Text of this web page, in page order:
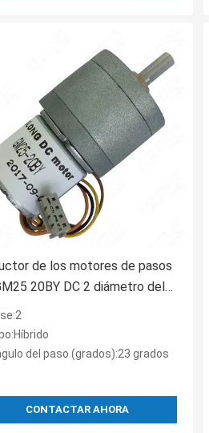
de los motores de pasos
20BY DC 2 diámetro del
12V 4m m del alambre 23 de
4
del paso (grados):23 grados
CONTACTAR AHORA